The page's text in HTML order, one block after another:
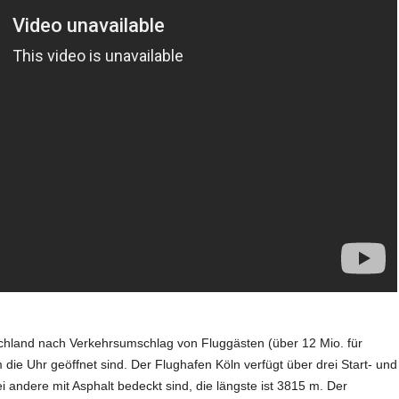
nach Verkehrsumschlag von Fluggästen (über 12 Mio. für
Uhr geöffnet sind. Der Flughafen Köln verfügt über drei Start- und
mit Asphalt bedeckt sind, die längste ist 3815 m. Der